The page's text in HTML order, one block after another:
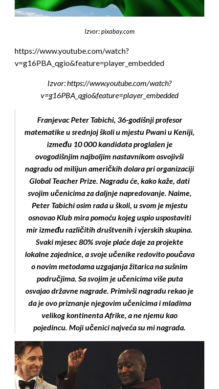
Izvor: pixabay.com
https://www.youtube.com/watch?
v=g16PBA_qgio&feature=player_embedded
Izvor: https://www.youtube.com/watch?
v=g16PBA_qgio&feature=player_embedded
Franjevac Peter Tabichi, 36-godišnji profesor
matematike u srednjoj školi u mjestu Pwani u Keniji,
između 10 000 kandidata proglašen je
ovogodišnjim najboljim nastavnikom osvojivši
nagradu od milijun američkih dolara pri organizaciji
Global Teacher Prize. Nagradu će, kako kaže, dati
svojim učenicima za daljnje napredovanje. Naime,
Peter Tabichi osim rada u školi, u svom je mjestu
osnovao Klub mira pomoću kojeg uspio uspostaviti
mir između različitih društvenih i vjerskih skupina.
Svaki mjesec 80% svoje plaće daje za projekte
lokalne zajednice, a svoje učenike redovito poučava
o novim metodama uzgajanja žitarica na sušnim
područjima. Sa svojim je učenicima više puta
osvajao državne nagrade. Primivši nagradu rekao je
da je ovo priznanje njegovim učenicima i mladima
velikog kontinenta Afrike, a ne njemu kao
pojedincu. Moji učenici najveća su mi nagrada.